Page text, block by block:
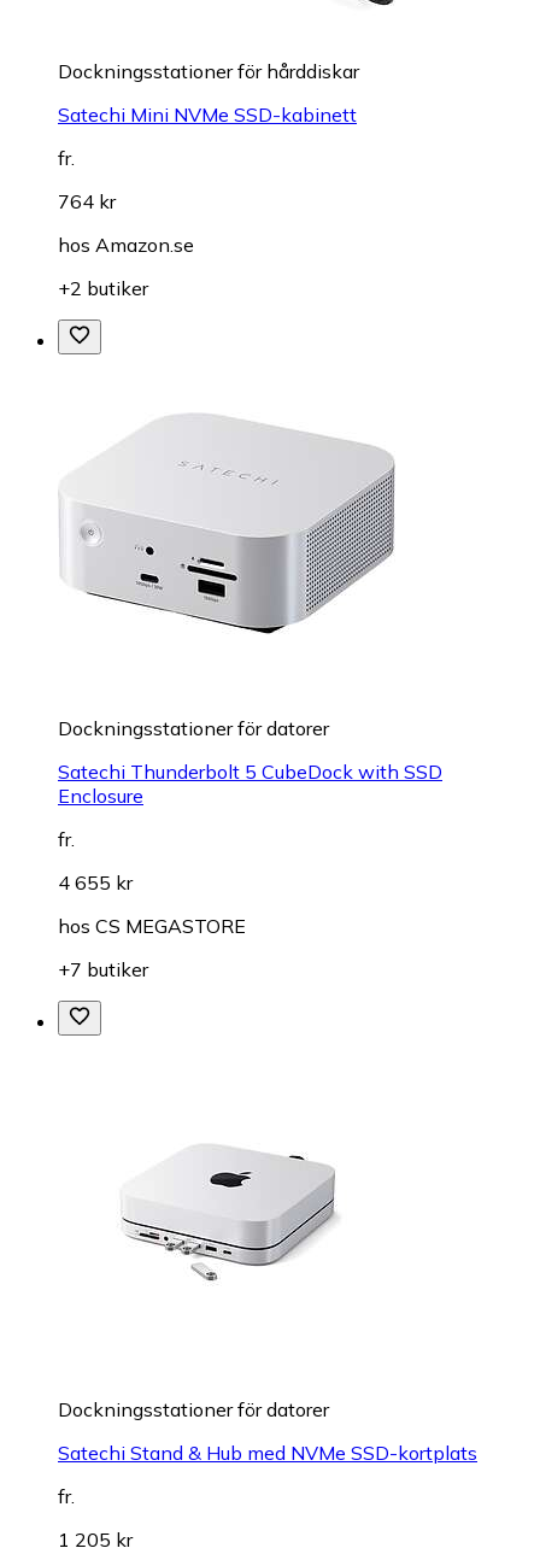
Dockningsstationer för hårddiskar
Satechi Mini NVMe SSD-kabinett
fr.
764 kr
hos Amazon.se
+2 butiker
Dockningsstationer för datorer
Satechi Thunderbolt 5 CubeDock with SSD
Enclosure
fr.
4 655 kr
hos CS MEGASTORE
+7 butiker
Dockningsstationer för datorer
Satechi Stand & Hub med NVMe SSD-kortplats
fr.
1 205 kr